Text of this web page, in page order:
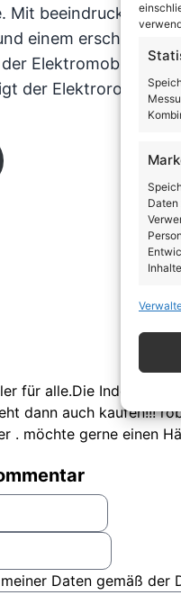
Daten
von
Mit beeindruckender
einem
Elektromobilität
der Elektroroller
für alle.Die Inder
dann auch kaufen!!!
. möchte gerne einen
Daten gemäß der